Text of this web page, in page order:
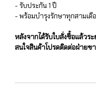
- รับประกัน 1 ปี
- พร้อมบำรุงรักษาทุกสามเดื
หลังจากได้รับใบสั่งซื้อแล้วร
สนใจสินค้าโปรดติดต่อฝ่ายข